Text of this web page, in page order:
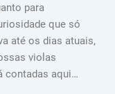
para
que só
até os dias atuais,
violas
contadas aqui…